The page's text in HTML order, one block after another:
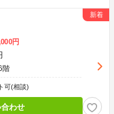
円
階
可(相談)
わせ